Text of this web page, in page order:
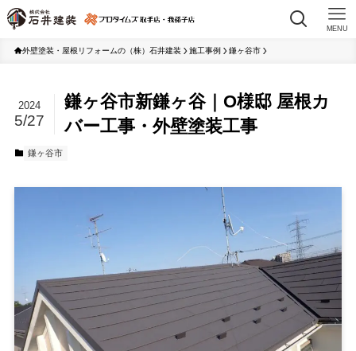
MENU
外壁塗装・屋根リフォームの（株）石井建装 施工事例 鎌ヶ谷市
鎌ヶ谷市新鎌ヶ谷｜O様邸 屋根カ
バー工事・外壁塗装工事
2024
5/27
鎌ヶ谷市